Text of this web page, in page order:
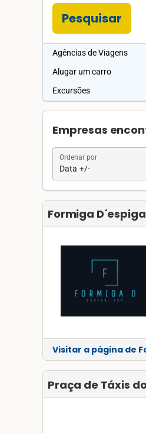
Pesquisar
Agências de Viagens
Alugar um carro
Excursões
Empresas
Data +/-
Ordenar por
Formiga
Visitar a página de
Praça de Táxis